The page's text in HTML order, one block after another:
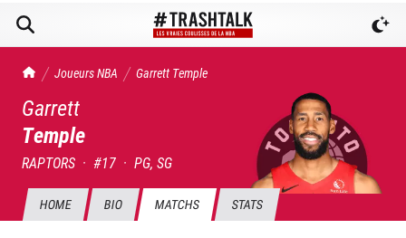
TrashTalk Actu NBA
Joueurs NBA Garrett Temple
Garrett
Temple
RAPTORS · #17 · PG, SG
HOME BIO MATCHS STATS